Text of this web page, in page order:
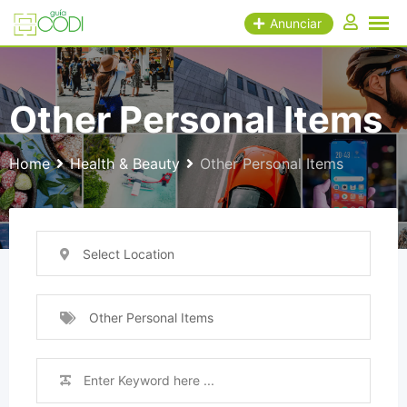
Skip
Anunciar
Other Personal Items
Home Health & Beauty Other Personal Items
Select Location
Other Personal Items